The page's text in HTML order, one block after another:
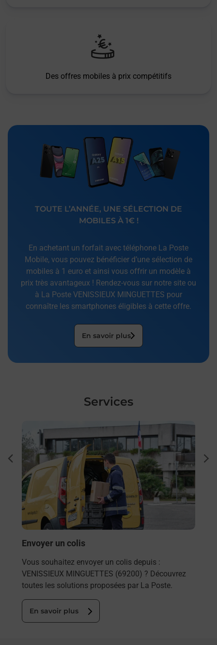
Des offres mobiles à prix compétitifs
TOUTE L’ANNÉE, UNE SÉLECTION DE
MOBILES À 1€ !
En achetant un forfait avec téléphone La Poste
Mobile, vous pouvez bénéficier d’une sélection de
mobiles à 1 euro et ainsi vous offrir un modèle à
prix très avantageux ! Rendez-vous sur notre site ou
à La Poste VENISSIEUX MINGUETTES pour
connaître les smartphones éligibles à cette offre.
En savoir plus
Services
En savoir plus
Envoyer un colis
Vous souhaitez envoyer un colis depuis :
VENISSIEUX MINGUETTES (69200) ? Découvrez
toutes les solutions proposées par La Poste.
En savoir plus